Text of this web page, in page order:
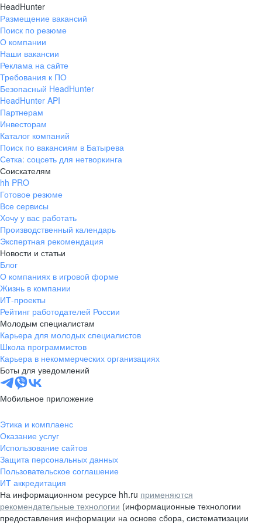
HeadHunter
Размещение вакансий
Поиск по резюме
О компании
Наши вакансии
Реклама на сайте
Требования к ПО
Безопасный HeadHunter
HeadHunter API
Партнерам
Инвесторам
Каталог компаний
Поиск по вакансиям в Батырева
Сетка: соцсеть для нетворкинга
Соискателям
hh PRO
Готовое резюме
Все сервисы
Хочу у вас работать
Производственный календарь
Экспертная рекомендация
Новости и статьи
Блог
О компаниях в игровой форме
Жизнь в компании
ИТ-проекты
Рейтинг работодателей России
Молодым специалистам
Карьера для молодых специалистов
Школа программистов
Карьера в некоммерческих организациях
Боты для уведомлений
Мобильное приложение
Этика и комплаенс
Оказание услуг
Использование сайтов
Защита персональных данных
Пользовательское соглашение
ИТ аккредитация
На информационном ресурсе hh.ru применяются
рекомендательные технологии (информационные технологии
предоставления информации на основе сбора, систематизации